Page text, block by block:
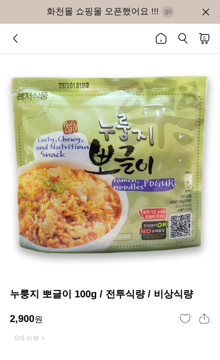
화천몰 쇼핑몰 오픈했어요 !!!
0
누룽지 뽀글이 100g / 전투식량 / 비상식량
2,900원
0개 리뷰 >